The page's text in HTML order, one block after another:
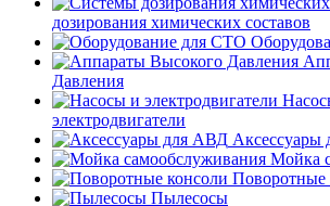
дозирования химических составов
Давления
электродвигатели
Мойка
Поворотные
Пылесосы